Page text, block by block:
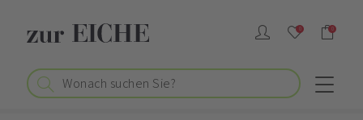
0 0